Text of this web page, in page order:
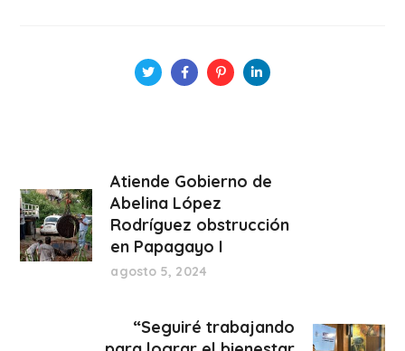
Atiende Gobierno de
Abelina López
Rodríguez obstrucción
en Papagayo I
agosto 5, 2024
“Seguiré trabajando